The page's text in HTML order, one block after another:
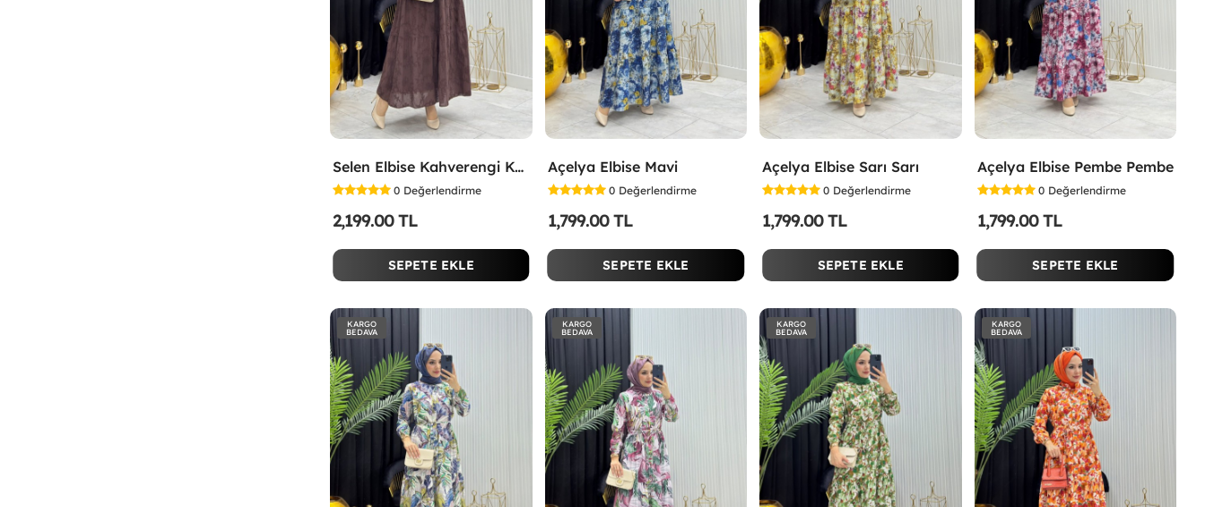
Selen Elbise Kahverengi Kahverengi
0 Değerlendirme
2,199.00 TL
SEPETE EKLE
Açelya Elbise Mavi
0 Değerlendirme
1,799.00 TL
SEPETE EKLE
Açelya Elbise Sarı Sarı
0 Değerlendirme
1,799.00 TL
SEPETE EKLE
Açelya Elbise Pembe Pembe
0 Değerlendirme
1,799.00 TL
SEPETE EKLE
KARGO
BEDAVA
KARGO
BEDAVA
KARGO
BEDAVA
KARGO
BEDAVA